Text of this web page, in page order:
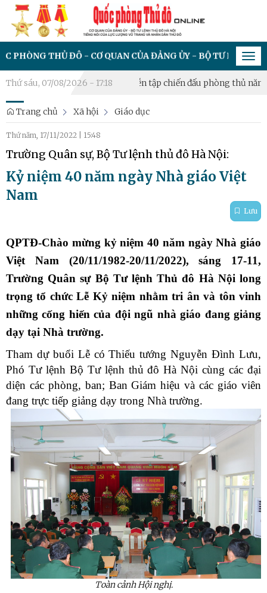
THỦ ĐÔ - CƠ QUAN CỦA ĐẢNG ỦY - BỘ TƯ LỆNH THỦ ĐÔ
Thứ sáu, 07/08/2026 - 17:18
bộ Phường Yên Sở diễn tập chiến đấu phòng thủ năm 2026
Trang chủ Xã hội Giáo dục
Thứ năm, 17/11/2022 15:48
Trường Quân sự, Bộ Tư lệnh thủ đô Hà Nội:
Kỷ niệm 40 năm ngày Nhà giáo Việt
Nam
Lưu
QPTĐ-Chào mừng kỷ niệm 40 năm ngày Nhà giáo
Việt Nam (20/11/1982-20/11/2022), sáng 17-11,
Trường Quân sự Bộ Tư lệnh Thủ đô Hà Nội long
trọng tổ chứcLễ Kỷ niệm nhằm tri ân và tôn vinh
những cống hiến của đội ngũ nhà giáo đang giảng
dạy tại Nhà trường.
Tham dự buổi Lễ có Thiếu tướng Nguyễn Đình Lưu,
Phó Tư lệnh Bộ Tư lệnh thủ đô Hà Nội cùng các đại
diện các phòng, ban; Ban Giám hiệu và các giáo viên
đang trực tiếp giảng dạy trong Nhà trường.
Toàn cảnh Hội nghị.